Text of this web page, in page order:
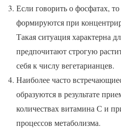
Если говорить о фосфатах,
формируются при
Такая ситуация характерна
предпочитают строгую
себя к числу вегетарианцев.
Наиболее часто
образуются в результате
количествах витамина С и
процессов метаболизма.